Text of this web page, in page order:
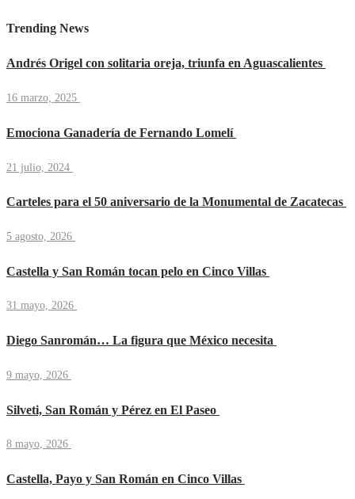
Trending News
Andrés Origel con solitaria oreja, triunfa en Aguascalientes
16 marzo, 2025
Emociona Ganadería de Fernando Lomelí
21 julio, 2024
Carteles para el 50 aniversario de la Monumental de Zacatecas
5 agosto, 2026
Castella y San Román tocan pelo en Cinco Villas
31 mayo, 2026
Diego Sanromán… La figura que México necesita
9 mayo, 2026
Silveti, San Román y Pérez en El Paseo
8 mayo, 2026
Castella, Payo y San Román en Cinco Villas